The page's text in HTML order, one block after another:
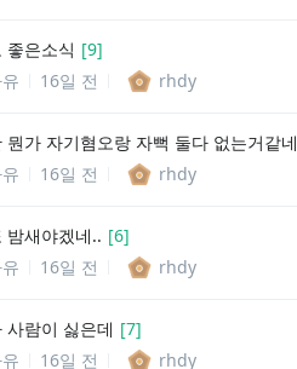
좋은소식 [9]
16일 전 rhdy
뭔가 자기혐오랑 자뻑 둘다 없는거같네
16일 전 rhdy
밤새야겠네.. [6]
16일 전 rhdy
사람이 싫은데 [7]
16일 전 rhdy